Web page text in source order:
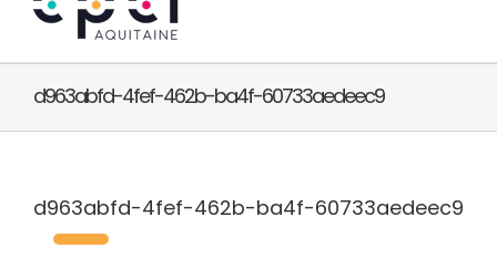
d963abfd-4fef-462b-ba4f-60733aedeec9
d963abfd-4fef-462b-ba4f-60733aedeec9